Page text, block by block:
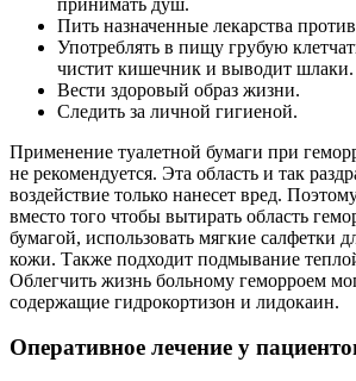
Пить назначенные лекарства
Употреблять в пищу грубую
чистит кишечник и выводит шлаки.
Вести здоровый образ жизни.
Следить за личной гигиеной.
Применение туалетной бумаги при
не рекомендуется. Эта область и так
воздействие только нанесет вред.
вместо того чтобы вытирать область
бумагой, использовать мягкие салфетки
кожи. Также подходит подмывание
Облегчить жизнь больному геморроем
содержащие гидрокортизон и лидокаин.
Оперативное лечение у